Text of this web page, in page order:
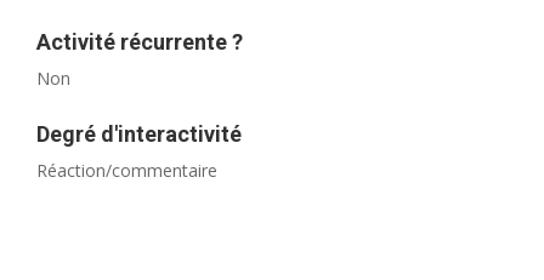
Activité récurrente ?
Non
Degré d'interactivité
Réaction/commentaire